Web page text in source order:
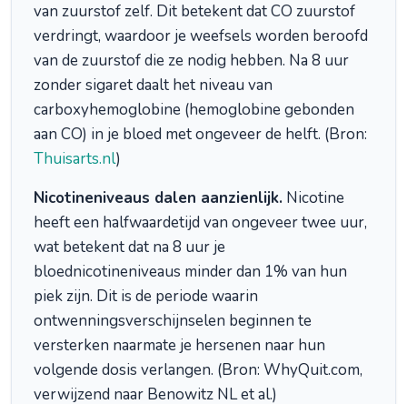
van zuurstof zelf. Dit betekent dat CO zuurstof
verdringt, waardoor je weefsels worden beroofd
van de zuurstof die ze nodig hebben. Na 8 uur
zonder sigaret daalt het niveau van
carboxyhemoglobine (hemoglobine gebonden
aan CO) in je bloed met ongeveer de helft. (Bron:
Thuisarts.nl)
Nicotineniveaus dalen aanzienlijk. Nicotine
heeft een halfwaardetijd van ongeveer twee uur,
wat betekent dat na 8 uur je
bloednicotineniveaus minder dan 1% van hun
piek zijn. Dit is de periode waarin
ontwenningsverschijnselen beginnen te
versterken naarmate je hersenen naar hun
volgende dosis verlangen. (Bron: WhyQuit.com,
verwijzend naar Benowitz NL et al.)